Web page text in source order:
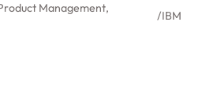
Management,
/IBM